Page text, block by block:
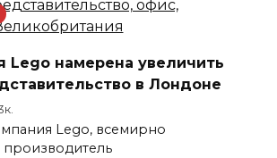
Lego намерена увеличить
в Лондоне
Lego, всемирно
производитель